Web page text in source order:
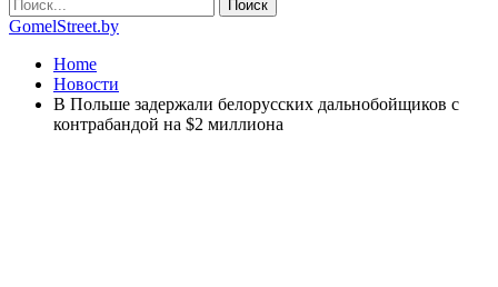
GomelStreet.by
Home
Новости
В Польше задержали белорусских дальнобойщиков с
контрабандой на $2 миллиона